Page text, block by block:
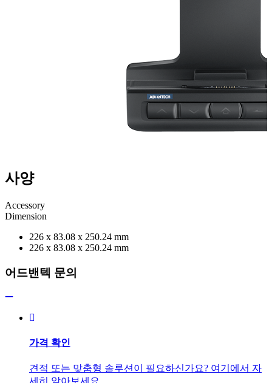
사양
Accessory
Dimension
226 x 83.08 x 250.24 mm
226 x 83.08 x 250.24 mm
어드밴텍 문의
가격 확인
견적 또는 맞춤형 솔루션이 필요하신가요? 여기에서 자
세히 알아보세요.